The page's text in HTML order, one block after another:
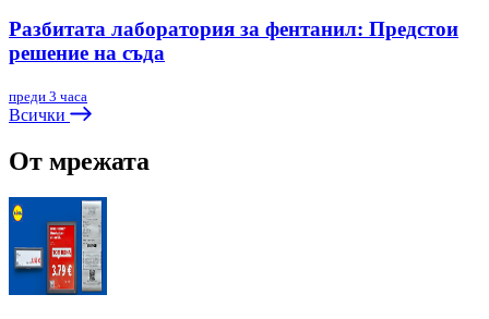
Разбитата лаборатория за фентанил: Предстои
решение на съда
преди 3 часа
Всички
От мрежата